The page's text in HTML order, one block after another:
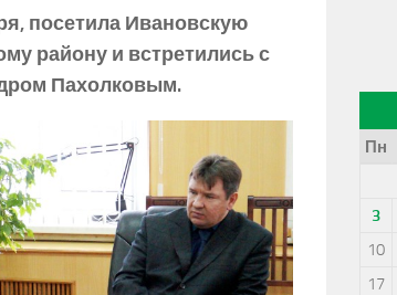
посетила Ивановскую
району и встретились с
Пахолковым.
Пн
3
10
17